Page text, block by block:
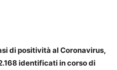
di positività al Coronavirus,
identificati in corso di